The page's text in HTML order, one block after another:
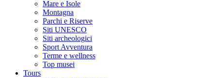
Mare e Isole
Montagna
Parchi e Riserve
Siti UNESCO
Siti archeologici
Sport Avventura
Terme e wellness
Top musei
Tours